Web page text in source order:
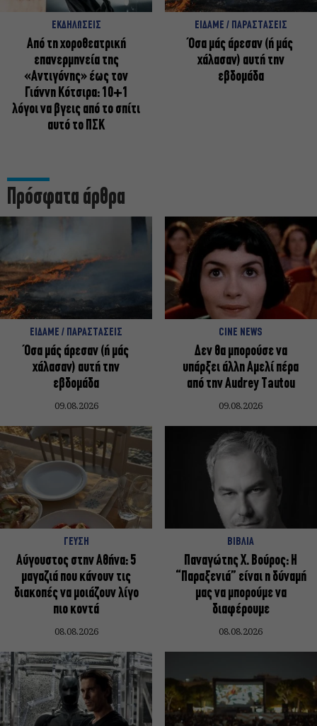
ΕΚΔΗΛΩΣΕΙΣ
Από τη χοροθεατρική
επανερμηνεία της
«Αντιγόνης» έως τον
Γιάννη Κότσιρα: 10+1
λόγοι να βγεις από το σπίτι
αυτό το ΠΣΚ
ΕΙΔΑΜΕ / ΠΑΡΑΣΤΑΣΕΙΣ
Όσα μάς άρεσαν (ή μάς
χάλασαν) αυτή την
εβδομάδα
Πρόσφατα άρθρα
ΕΙΔΑΜΕ / ΠΑΡΑΣΤΑΣΕΙΣ
Όσα μάς άρεσαν (ή μάς
χάλασαν) αυτή την
εβδομάδα
09.08.2026
CINE NEWS
Δεν θα μπορούσε να
υπάρξει άλλη Αμελί πέρα
από την Audrey Tautou
09.08.2026
ΓΕΥΣΗ
Αύγουστος στην Αθήνα: 5
μαγαζιά που κάνουν τις
διακοπές να μοιάζουν λίγο
πιο κοντά
08.08.2026
ΒΙΒΛΙΑ
Παναγώτης Χ. Βούρος: Η
“Παραξενιά” είναι η δύναμή
μας να μπορούμε να
διαφέρουμε
08.08.2026